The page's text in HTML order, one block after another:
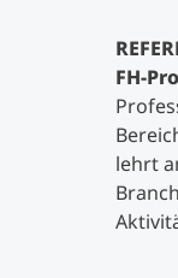
FH-
lehrt